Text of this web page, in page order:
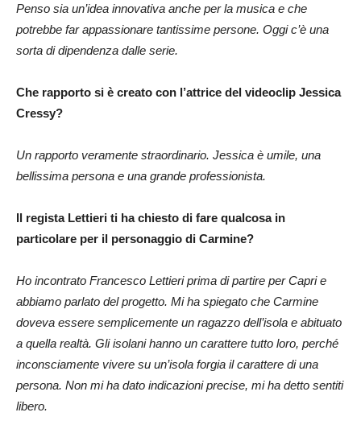
Penso sia un’idea innovativa anche per la musica e che
potrebbe far appassionare tantissime persone. Oggi c’è una
sorta di dipendenza dalle serie.
Che rapporto si è creato con l’attrice del videoclip Jessica
Cressy?
Un rapporto veramente straordinario. Jessica è umile, una
bellissima persona e una grande professionista.
Il regista Lettieri ti ha chiesto di fare qualcosa in
particolare per il personaggio di Carmine?
Ho incontrato Francesco Lettieri prima di partire per Capri e
abbiamo parlato del progetto. Mi ha spiegato che Carmine
doveva essere semplicemente un ragazzo dell’isola e abituato
a quella realtà. Gli isolani hanno un carattere tutto loro, perché
inconsciamente vivere su un’isola forgia il carattere di una
persona. Non mi ha dato indicazioni precise, mi ha detto sentiti
libero.